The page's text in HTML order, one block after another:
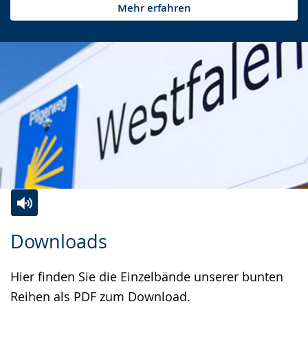
Mehr erfahren
Downloads
Hier finden Sie die Einzelbände unserer bunten
Reihen als PDF zum Download.
Leichten
wechseln.
Audio-
Video
Deutscher
Gebärdensprache